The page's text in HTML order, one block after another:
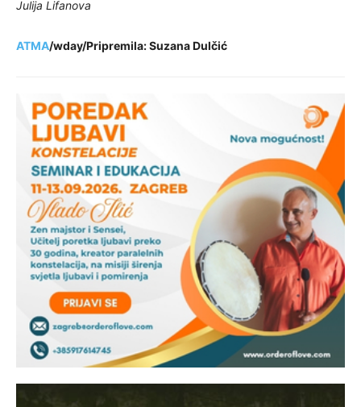
Julija Lifanova
ATMA/wday/Pripremila: Suzana Dulčić